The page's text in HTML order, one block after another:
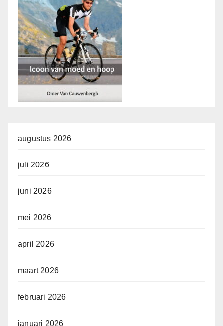
augustus 2026
juli 2026
juni 2026
mei 2026
april 2026
maart 2026
februari 2026
januari 2026